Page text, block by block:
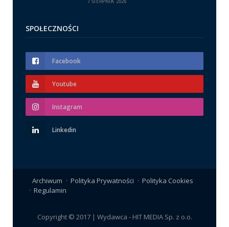
7 SIERPNIA 2026
SPOŁECZNOŚCI
Facebook
Youtube
Instagram
Linkedin
Archiwum Polityka Prywatności
Polityka Cookies
Regulamin
Copyright © 2017 | Wydawca - HIT MEDIA Sp. z o.o.